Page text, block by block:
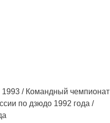
/ Командный чемпионат
по дзюдо 1992 года /